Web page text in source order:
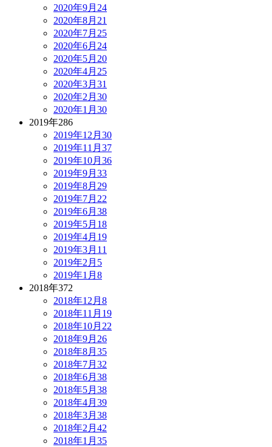
2020年9月 24
2020年8月 21
2020年7月 25
2020年6月 24
2020年5月 20
2020年4月 25
2020年3月 31
2020年2月 30
2020年1月 30
2019年286
2019年12月 30
2019年11月 37
2019年10月 36
2019年9月 33
2019年8月 29
2019年7月 22
2019年6月 38
2019年5月 18
2019年4月 19
2019年3月 11
2019年2月 5
2019年1月 8
2018年372
2018年12月 8
2018年11月 19
2018年10月 22
2018年9月 26
2018年8月 35
2018年7月 32
2018年6月 38
2018年5月 38
2018年4月 39
2018年3月 38
2018年2月 42
2018年1月 35